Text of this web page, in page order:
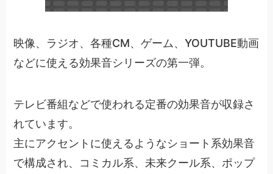
映像、ラジオ、各種CM、ゲーム、YOUTUBE動画
などに使える効果音シリーズの第一弾。
テレビ番組などで使われる定番の効果音が収録さ
れています。
主にアクセントに使えるようなショート系効果音
で構成され、コミカル系、未来クール系、ポップ